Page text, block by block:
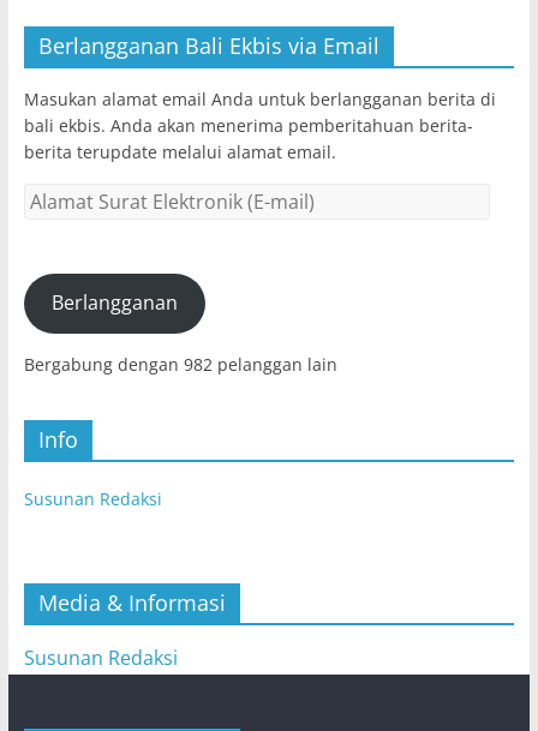
Berlangganan Bali Ekbis via Email
Masukan alamat email Anda untuk berlangganan berita di
bali ekbis. Anda akan menerima pemberitahuan berita-
berita terupdate melalui alamat email.
Alamat
(E-
mail)Berlangganan
Bergabung dengan 982 pelanggan lain
Info
Susunan Redaksi
Media & Informasi
Susunan Redaksi